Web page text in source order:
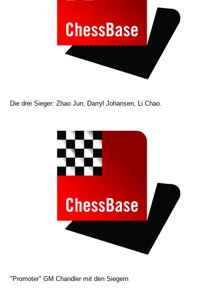
Die drei Sieger: Zhao Jun, Darryl Johansen, Li Chao.
"Promoter" GM Chandler mit den Siegern